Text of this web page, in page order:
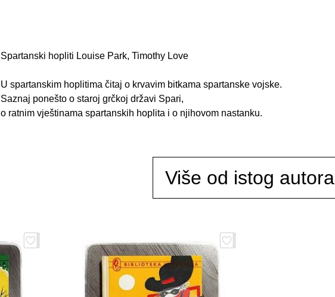
Spartanski hopliti Louise Park, Timothy Love
U spartanskim hoplitima čitaj o krvavim bitkama spartanske vojske.
Saznaj ponešto o staroj grčkoj državi Spari,
o ratnim vještinama spartanskih hoplita i o njihovom nastanku.
Više od istog autora